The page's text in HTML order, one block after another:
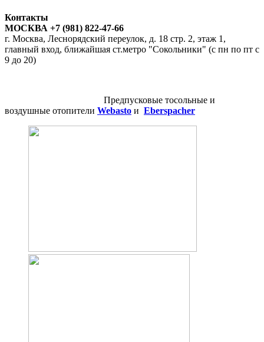
Контакты
МОСКВА +7 (981) 822-47-66
г. Москва, Леснорядский переулок, д. 18 стр. 2, этаж 1,
главный вход, ближайшая ст.метро "Сокольники" (с пн по пт с
9 до 20)
Предпусковые тосольные и
воздушные отопители Webasto и Eberspacher